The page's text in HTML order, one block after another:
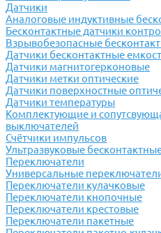
Датчики
Аналоговые индуктивные
Бесконтактные датчики
Взрывобезопасные
Датчики бесконтактные
Датчики магнитогерконовые
Датчики метки оптические
Датчики поверхностные
Датчики температуры
Комплектующие и
выключателей
Счётчики импульсов
Ультразвуковые
Переключатели
Универсальные
Переключатели кулачковые
Переключатели кнопочные
Переключатели крестовые
Переключатели пакетные